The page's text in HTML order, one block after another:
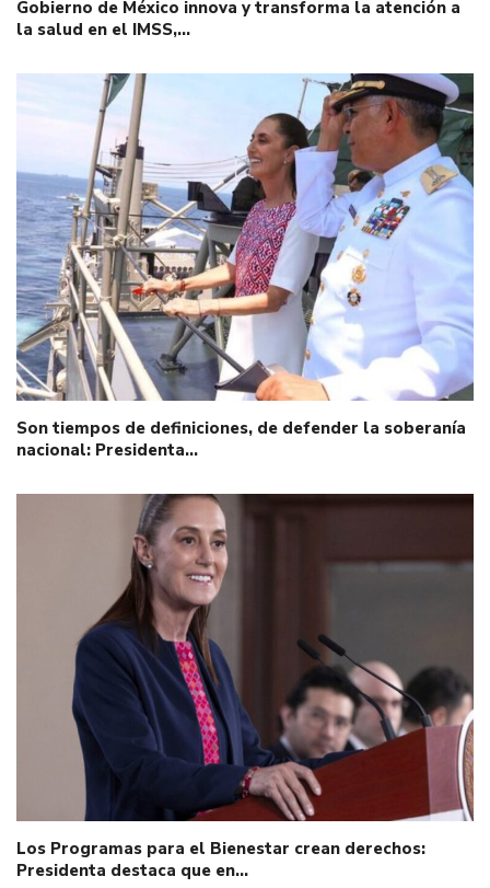
Gobierno de México innova y transforma la atención a
la salud en el IMSS,…
Son tiempos de definiciones, de defender la soberanía
nacional: Presidenta…
Los Programas para el Bienestar crean derechos:
Presidenta destaca que en…